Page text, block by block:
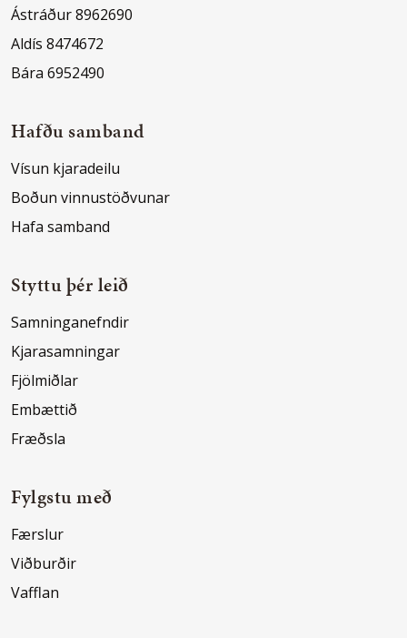
Ástráður 8962690
Aldís 8474672
Bára 6952490
Hafðu samband
Vísun kjaradeilu
Boðun vinnustöðvunar
Hafa samband
Styttu þér leið
Samninganefndir
Kjarasamningar
Fjölmiðlar
Embættið
Fræðsla
Fylgstu með
Færslur
Viðburðir
Vafflan